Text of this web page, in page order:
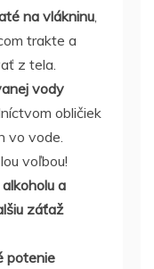
na vlákninu,
trakte a
z tela.
vody
obličiek
vo vode.
voľbou!
a
záťaž
potenie